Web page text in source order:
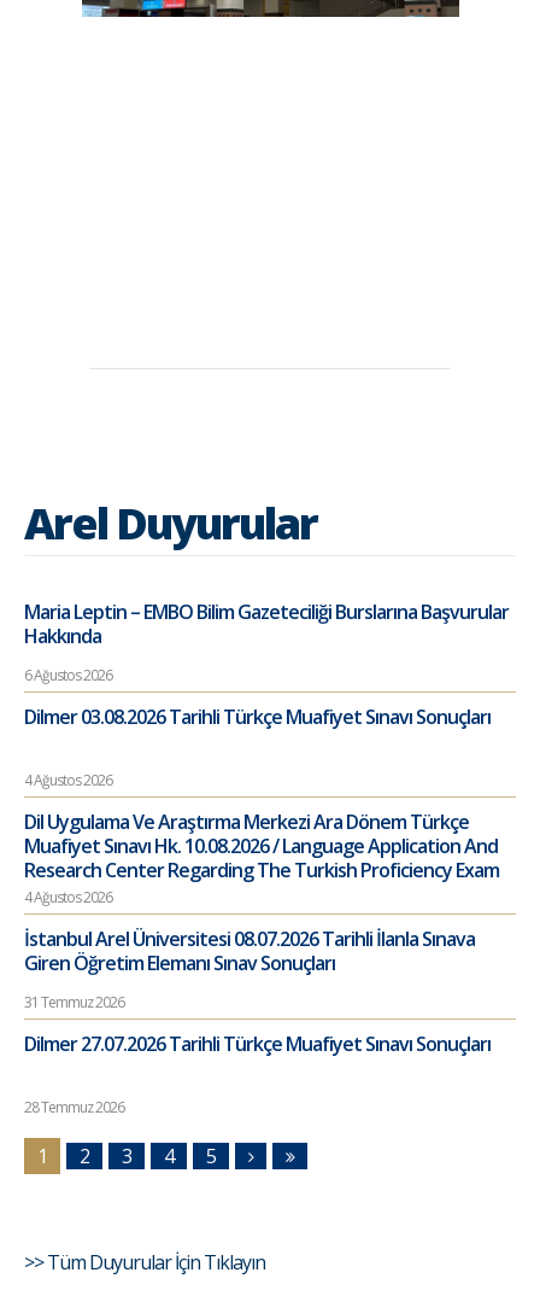
Arel Duyurular
Maria Leptin – EMBO Bilim Gazeteciliği Burslarına Başvurular
Hakkında
6 Ağustos 2026
Dilmer 03.08.2026 Tarihli Türkçe Muafiyet Sınavı Sonuçları
4 Ağustos 2026
Dil Uygulama Ve Araştırma Merkezi Ara Dönem Türkçe
Muafiyet Sınavı Hk. 10.08.2026 / Language Application And
Research Center Regarding The Turkish Proficiency Exam
4 Ağustos 2026
İstanbul Arel Üniversitesi 08.07.2026 Tarihli İlanla Sınava
Giren Öğretim Elemanı Sınav Sonuçları
31 Temmuz 2026
Dilmer 27.07.2026 Tarihli Türkçe Muafiyet Sınavı Sonuçları
28 Temmuz 2026
1 2 3 4 5
>> Tüm Duyurular İçin Tıklayın